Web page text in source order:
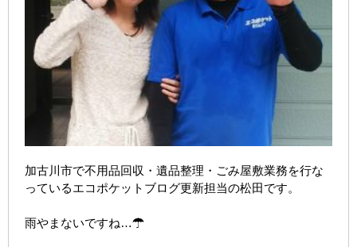
加古川市で不用品回収・遺品整理・ごみ屋敷業務を行な
っているエコポケットブログ更新担当の松田です。
雨やまないですね…☂